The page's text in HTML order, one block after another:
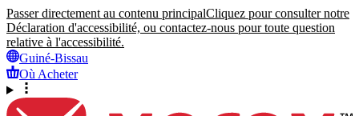
Passer directement au contenu principalCliquez pour consulter notre
Déclaration d'accessibilité, ou contactez-nous pour toute question
relative à l'accessibilité.
Guiné-Bissau
Où Acheter